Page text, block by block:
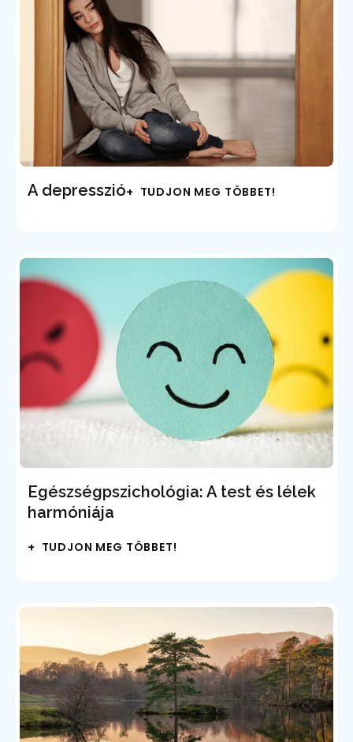
A depresszió+ TUDJON MEG TÖBBET!
Egészségpszichológia: A test és lélek
harmóniája
+ TUDJON MEG TÖBBET!